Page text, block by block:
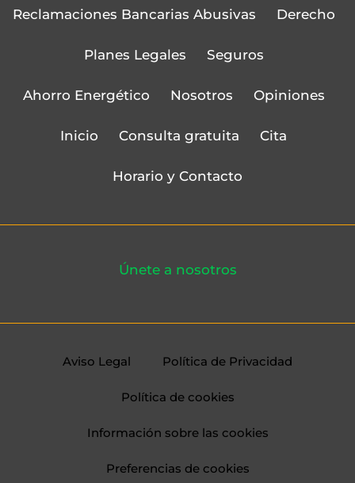
Reclamaciones Bancarias Abusivas Derecho
Planes Legales Seguros
Ahorro Energético Nosotros Opiniones
Inicio Consulta gratuita Cita
Horario y Contacto
Únete a nosotros
Aviso Legal Política de Privacidad
Política de cookies
Información sobre las cookies
Preferencias de cookies